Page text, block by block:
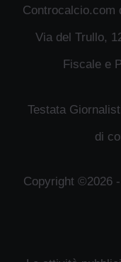
Controcalcio.com
Via del Trullo,
Fiscale e
Testata
di
Copyright ©2026